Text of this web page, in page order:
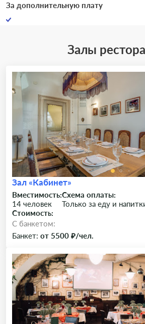
За дополнительную плату
Залы
Зал «Кабинет»
Вместимость:
14 человек
Схема оплаты:
Только за еду и
Стоимость:
C банкетом:
Банкет: от 5500 ₽/чел.